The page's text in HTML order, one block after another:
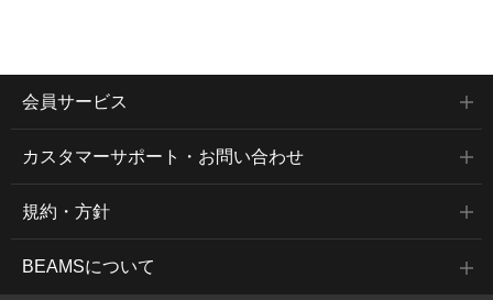
会員サービス
カスタマーサポート・お問い合わせ
規約・方針
BEAMSについて